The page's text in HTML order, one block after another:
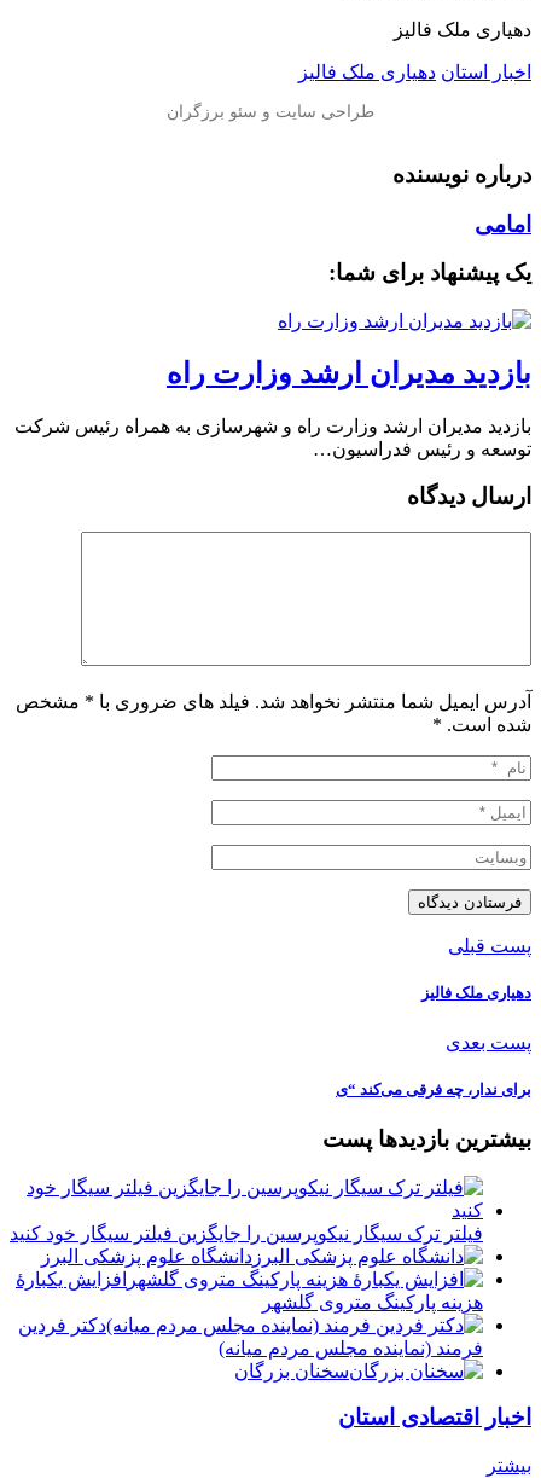
دهیاری ملک فالیز
اخبار استان دهیاری ملک فالیز
درباره نویسنده
امامی
یک پیشنهاد برای شما:
بازدید مدیران ارشد وزارت راه
بازدید مدیران ارشد وزارت راه و شهرسازی به همراه رئیس شرکت
توسعه و رئیس فدراسیون…
ارسال دیدگاه
آدرس ایمیل شما منتشر نخواهد شد. فیلد های ضروری با * مشخص
شده است. *
پست قبلی
دهیاری ملک فالیز
پست بعدی
برای ندار، چه فرقی می‌کند “ی
بیشترین بازدیدها پست
فیلتر ترک سیگار نیکوپرسین را جایگزین فیلتر سیگار خود کنید
دانشگاه علوم پزشکی البرز
افزایش یکبارۀ
هزینه پارکینگ متروی گلشهر
دكتر فردين
فرمند (نماينده مجلس مردم میانه)
سخنان بزرگان
اخبار اقتصادی استان
بیشتر